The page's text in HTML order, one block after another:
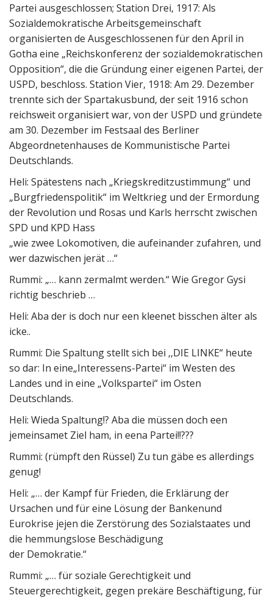
Partei ausgeschlossen; Station Drei, 1917: Als
Sozialdemokratische Arbeitsgemeinschaft
organisierten de Ausgeschlossenen für den April in
Gotha eine „Reichskonferenz der sozialdemokratischen
Opposition“, die die Gründung einer eigenen Partei, der
USPD, beschloss. Station Vier, 1918: Am 29. Dezember
trennte sich der Spartakusbund, der seit 1916 schon
reichsweit organisiert war, von der USPD und gründete
am 30. Dezember im Festsaal des Berliner
Abgeordnetenhauses de Kommunistische Partei
Deutschlands.
Heli: Spätestens nach „Kriegskreditzustimmung“ und
„Burgfriedenspolitik“ im Weltkrieg und der Ermordung
der Revolution und Rosas und Karls herrscht zwischen
SPD und KPD Hass
„wie zwee Lokomotiven, die aufeinander zufahren, und
wer dazwischen jerät …“
Rummi: „… kann zermalmt werden.“ Wie Gregor Gysi
richtig beschrieb …
Heli: Aba der is doch nur een kleenet bisschen älter als
icke..
Rummi: Die Spaltung stellt sich bei ,,DIE LINKE“ heute
so dar: In eine„Interessens-Partei“ im Westen des
Landes und in eine „Volkspartei“ im Osten
Deutschlands.
Heli: Wieda Spaltung!? Aba die müssen doch een
jemeinsamet Ziel ham, in eena Partei!!???
Rummi: (rümpft den Rüssel) Zu tun gäbe es allerdings
genug!
Heli: „… der Kampf für Frieden, die Erklärung der
Ursachen und für eine Lösung der Bankenund
Eurokrise jejen die Zerstörung des Sozialstaates und
die hemmungslose Beschädigung
der Demokratie.“
Rummi: „… für soziale Gerechtigkeit und
Steuergerechtigkeit, gegen prekäre Beschäftigung, für